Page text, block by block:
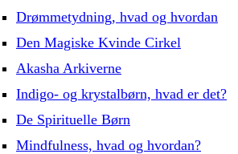
Drømmetydning, hvad og hvordan
Den Magiske Kvinde Cirkel
Akasha Arkiverne
Indigo- og krystalbørn, hvad er det?
De Spirituelle Børn
Mindfulness, hvad og hvordan?